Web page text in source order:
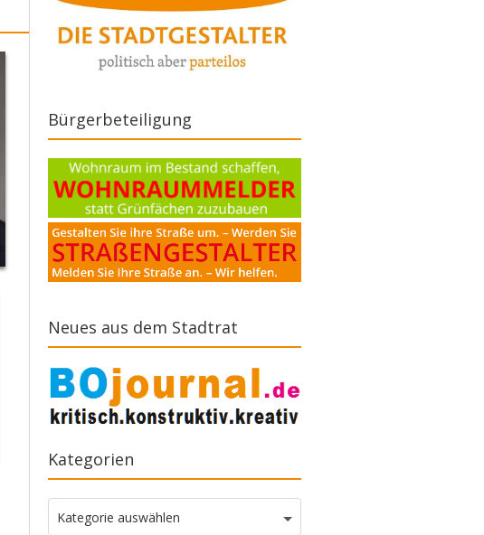
Bürgerbeteiligung
Neues aus dem Stadtrat
Kategorien
Kategorien
Kategorie auswählen